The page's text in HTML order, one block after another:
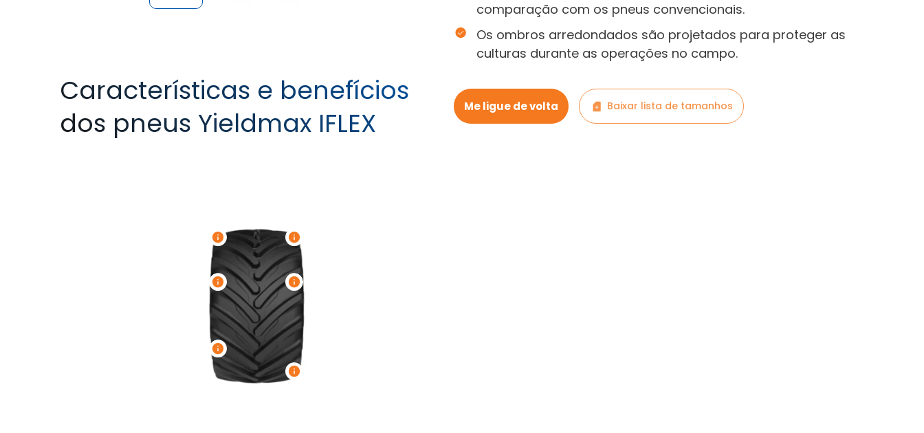
Características e benefícios
dos pneus Yieldmax IFLEX
comparação com os pneus convencionais.
Os ombros arredondados são projetados para proteger as
culturas durante as operações no campo.
Me ligue de volta Baixar lista de tamanhos